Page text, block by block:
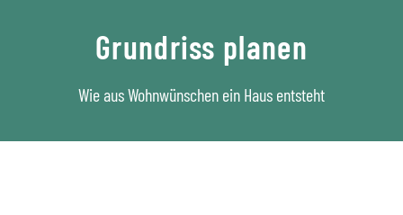
Grundriss planen
Wie aus Wohnwünschen ein Haus entsteht